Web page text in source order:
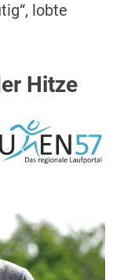
lobte
Hitze